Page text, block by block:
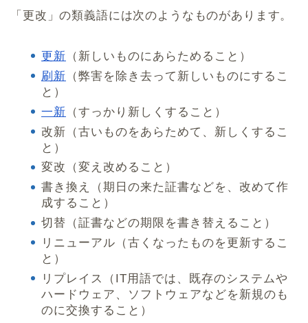
「更改」の類義語には次のようなものがあります。
更新 （新しいものにあらためること）
刷新 （弊害を除き去って新しいものにするこ
と）
一新 （すっかり新しくすること）
改新（古いものをあらためて、新しくするこ
と）
変改（変え改めること）
書き換え（期日の来た証書などを、改めて作
成すること）
切替（証書などの期限を書き替えること）
リニューアル（古くなったものを更新するこ
と）
リプレイス（IT用語では、既存のシステムや
ハードウェア、ソフトウェアなどを新規のも
のに交換すること）